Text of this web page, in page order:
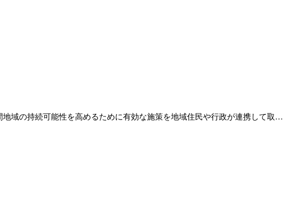
域の持続可能性を高めるために有効な施策を地域住民や行政が連携して取…